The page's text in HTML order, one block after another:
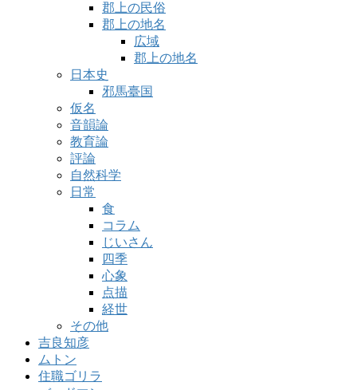
郡上の民俗
郡上の地名
広域
郡上の地名
日本史
邪馬臺国
仮名
音韻論
教育論
評論
自然科学
日常
食
コラム
じいさん
四季
心象
点描
経世
その他
吉良知彦
ムトン
住職ゴリラ